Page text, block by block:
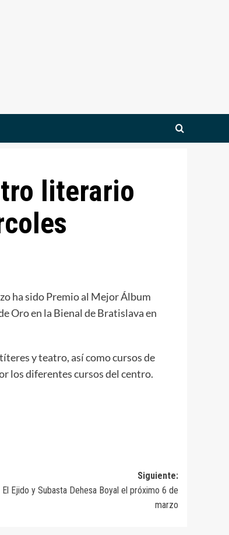
literario
ha sido Premio al Mejor Álbum
Oro en la Bienal de Bratislava en
y teatro, así como cursos de
los diferentes cursos del centro.
Siguiente:
Ejido y Subasta Dehesa Boyal el próximo 6 de
marzo